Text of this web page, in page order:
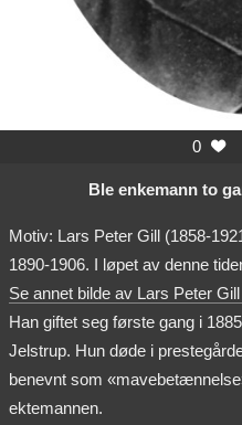
0 
Ble enkemann to
Motiv: Lars Peter Gill (1858-
1890-1906. I løpet av denne
Se annet bilde av Lars Peter Gill
Han giftet seg første gang i
Jelstrup. Hun døde i
benevnt som
ektemannen.